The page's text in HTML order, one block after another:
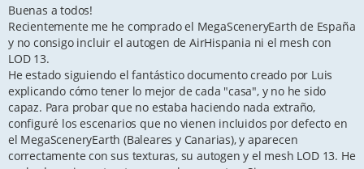
s
Buenas a todos!
Recientemente me he comprado el MegaSceneryEarth de España
y no consigo incluir el autogen de AirHispania ni el mesh con
LOD 13.
He estado siguiendo el fantástico documento creado por Luis
explicando cómo tener lo mejor de cada "casa", y no he sido
capaz. Para probar que no estaba haciendo nada extraño,
configuré los escenarios que no vienen incluidos por defecto en
el MegaSceneryEarth (Baleares y Canarias), y aparecen
correctamente con sus texturas, su autogen y el mesh LOD 13. He